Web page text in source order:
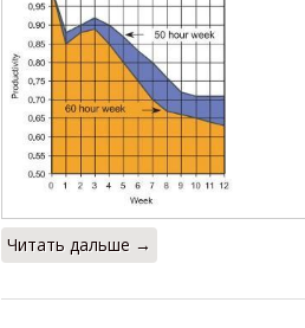
Читать дальше →